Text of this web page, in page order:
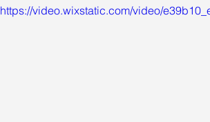
https://video.wixstatic.com/video/